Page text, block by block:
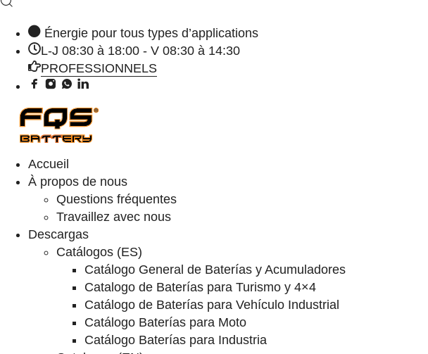
Énergie pour tous types d’applications
L-J 08:30 à 18:00 - V 08:30 à 14:30
PROFESSIONNELS
Accueil
À propos de nous
Questions fréquentes
Travaillez avec nous
Descargas
Catálogos (ES)
Catálogo General de Baterías y Acumuladores
Catalogo de Baterías para Turismo y 4×4
Catálogo de Baterías para Vehículo Industrial
Catálogo Baterías para Moto
Catálogo Baterías para Industria